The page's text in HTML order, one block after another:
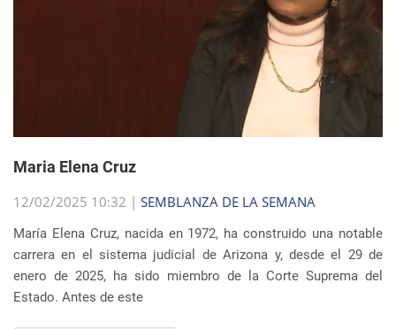
Maria Elena Cruz
12/02/2025 10:32 | SEMBLANZA DE LA SEMANA
María Elena Cruz, nacida en 1972, ha construido una notable
carrera en el sistema judicial de Arizona y, desde el 29 de
enero de 2025, ha sido miembro de la Corte Suprema del
Estado. Antes de este